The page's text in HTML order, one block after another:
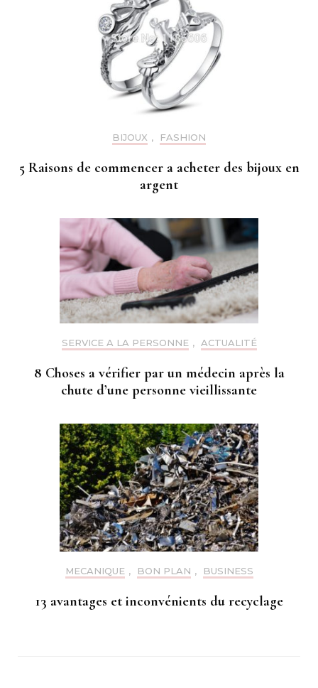
BIJOUX , FASHION
5 Raisons de commencer a acheter des bijoux en
argent
SERVICE A LA PERSONNE , ACTUALITÉ
8 Choses a vérifier par un médecin après la
chute d’une personne vieillissante
MECANIQUE , BON PLAN , BUSINESS
13 avantages et inconvénients du recyclage